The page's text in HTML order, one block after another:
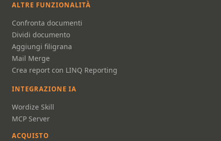
ALTRE FUNZIONALITÀ
Confronta documenti
Dividi documento
Aggiungi filigrana
Mail Merge
Crea report con LINQ Reporting
INTEGRAZIONE IA
Wordize Skill
MCP Server
ACQUISTO